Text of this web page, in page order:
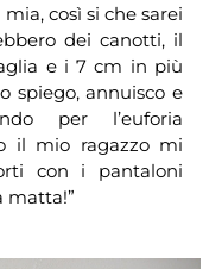
così si che sarei
dei canotti, il
e i 7 cm in più
spiego, annuisco e
per l’euforia
il mio ragazzo mi
con i pantaloni
matta!”